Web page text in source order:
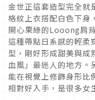
金世正這套造型完全就
格紋上衣搭配白色下身
開心果綠的Looong肩
這種帶點日系感的輕
型，剛好形成甜美與成
血風」最迷人的地方
能在視覺上修飾身形比
相對好入手，是很多女